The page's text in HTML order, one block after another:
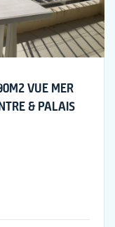
VUE MER
& PALAIS